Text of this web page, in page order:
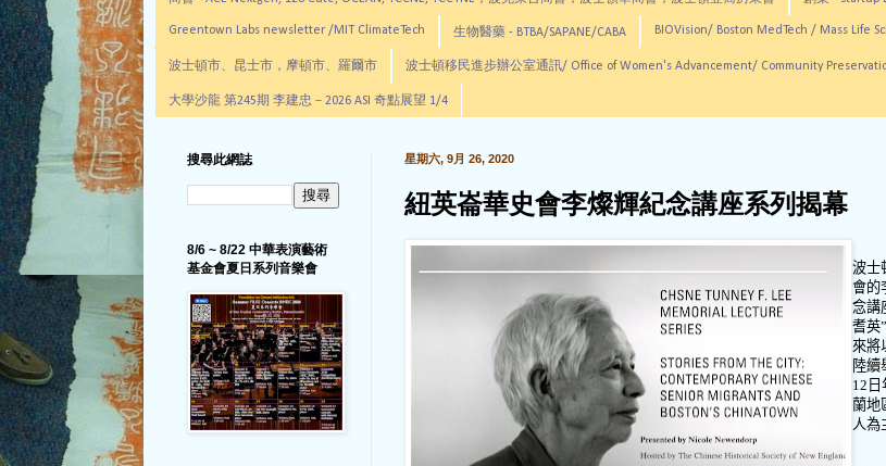
Greentown Labs newsletter /MIT ClimateTech 生物醫藥 - BTBA/SAPANE/CABA BIOVision/ Boston MedTech / Mass Life
波士頓市、昆士市，摩頓市、羅爾市 波士頓移民進步辦公室通訊/ Office of Women's Advancement/ Community
大學沙龍 第245期 李建忠－2026 ASI 奇點展望 1/4
星期六, 9月 26, 2020
紐英崙華史會李燦輝紀念講座系列揭幕
波士
會的
念講
耆英”
來將
陸續
12日
蘭地
人為
搜尋此網誌
8/6 ~ 8/22 中華表演藝術
基金會夏日系列音樂會